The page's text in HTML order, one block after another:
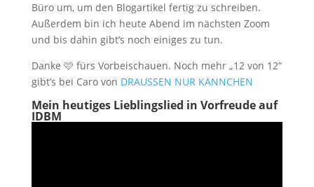
Büro um, um den Blogartikel fertig zu schreiben.
Außerdem bin ich heute Abend im nächsten Zoom
und bis dahin gibt’s noch einiges zu tun.
Danke 🩷 fürs Vorbeischauen. Noch mehr „12 von 12“
gibt’s bei Caro von DRAUSSEN NUR KÄNNCHEN
Mein heutiges Lieblingslied in Vorfreude auf
IDBM